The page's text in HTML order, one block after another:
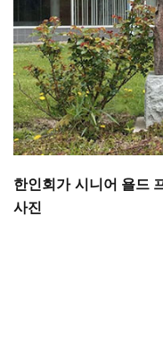
한인회가 시니어 욜드
사진